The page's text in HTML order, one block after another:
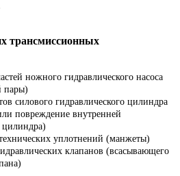
трансмиссионных
ножного гидравлического насоса
пары)
силового гидравлического цилиндра
повреждение внутренней
цилиндра)
уплотнений (манжеты)
клапанов (всасывающего